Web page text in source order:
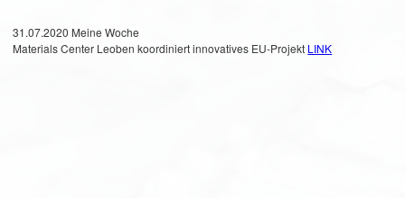
31.07.2020 Meine Woche
Materials Center Leoben koordiniert innovatives EU-Projekt LINK